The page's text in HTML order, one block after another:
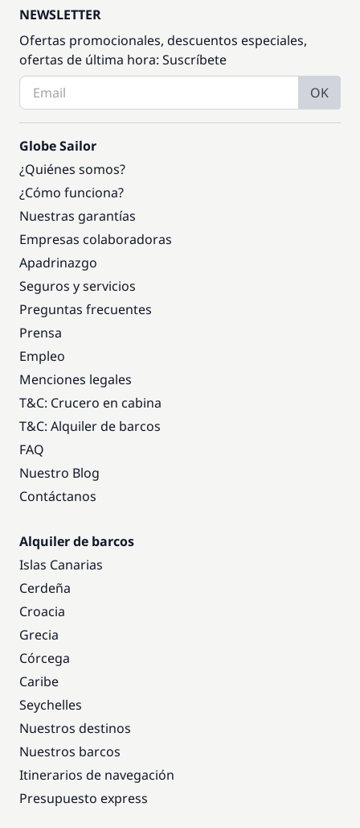
NEWSLETTER
Ofertas promocionales, descuentos especiales,
ofertas de última hora: Suscríbete
OK
Globe Sailor
¿Quiénes somos?
¿Cómo funciona?
Nuestras garantías
Empresas colaboradoras
Apadrinazgo
Seguros y servicios
Preguntas frecuentes
Prensa
Empleo
Menciones legales
T&C: Crucero en cabina
T&C: Alquiler de barcos
FAQ
Nuestro Blog
Contáctanos
Alquiler de barcos
Islas Canarias
Cerdeña
Croacia
Grecia
Córcega
Caribe
Seychelles
Nuestros destinos
Nuestros barcos
Itinerarios de navegación
Presupuesto express